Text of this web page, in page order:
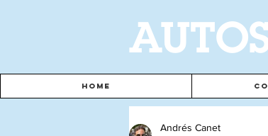
A
Home
Andrés Canet